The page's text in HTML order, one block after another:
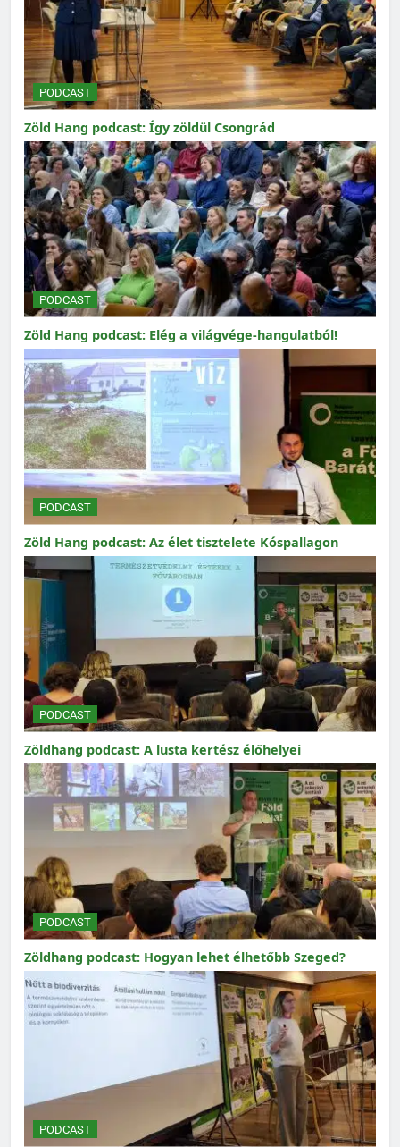
PODCAST
Zöld Hang podcast: Így zöldül Csongrád
PODCAST
Zöld Hang podcast: Elég a világvége-hangulatból!
PODCAST
Zöld Hang podcast: Az élet tisztelete Kóspallagon
PODCAST
Zöldhang podcast: A lusta kertész élőhelyei
PODCAST
Zöldhang podcast: Hogyan lehet élhetőbb Szeged?
PODCAST